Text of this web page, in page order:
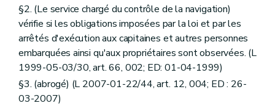
§2. (Le service chargé du contrôle de la navigation)
vérifie si les obligations imposées par la loi et par les
arrêtés d'exécution aux capitaines et autres personnes
embarquées ainsi qu'aux propriétaires sont observées. (L
1999-05-03/30, art. 66, 002; ED: 01-04-1999)
§3. (abrogé) (L 2007-01-22/44, art. 12, 004; ED : 26-
03-2007)